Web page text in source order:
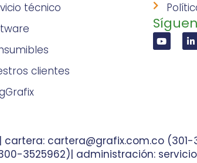
técnico
clientes
cartera@grafix.com.co
3525962)| administración: